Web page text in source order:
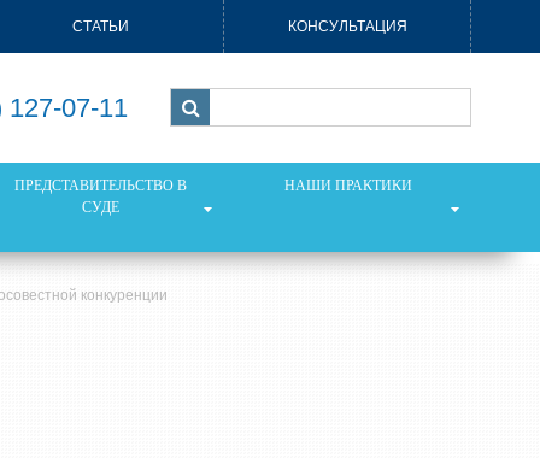
СТАТЬИ КОНСУЛЬТАЦИЯ
127-07-11
ПРЕДСТАВИТЕЛЬСТВО В
СУДЕ
НАШИ ПРАКТИКИ
конкуренции